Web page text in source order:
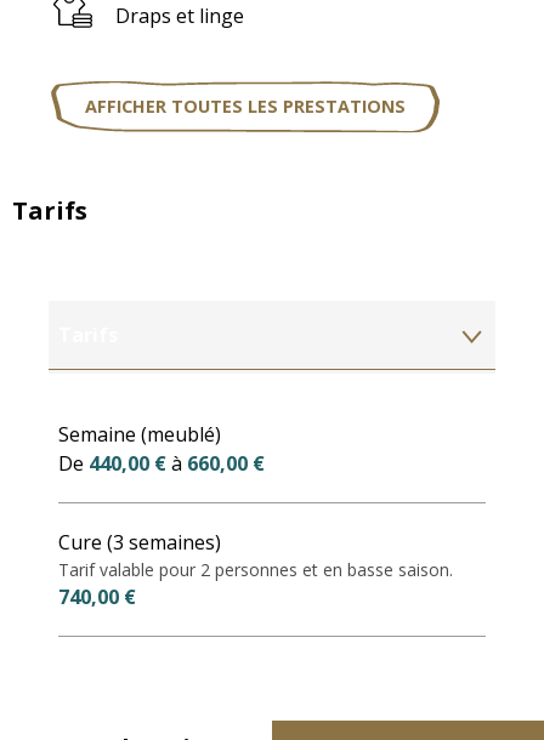
Draps et linge
AFFICHER TOUTES LES PRESTATIONS
Tarifs
Semaine (meublé)
De 440,00 €à 660,00 €
Cure (3 semaines)
Tarif valable pour 2 personnes et en basse saison.
740,00 €